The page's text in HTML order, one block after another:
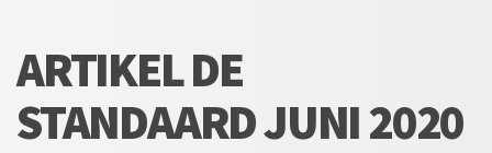
ARTIKEL DE
STANDAARD JUNI 2020